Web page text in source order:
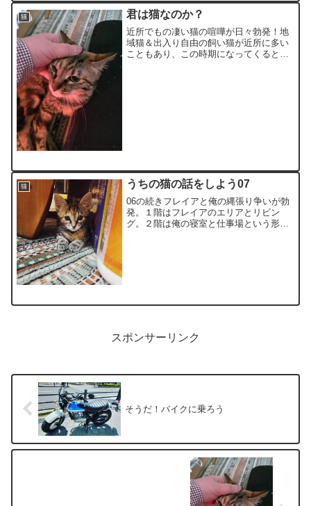
猫 君は猫なのか？
近所でもの凄い猫の喧嘩が日々勃発！地
域猫＆出入り自由の飼い猫が近所に多い
こともあり、この時期になってくると猫
猫 うちの猫の話をしよう07
06の続きフレイアと俺の縄張り争いが勃
発。１階はフレイアのエリアとリビン
グ。２階は俺の寝室と仕事場という形で
スポンサーリンク
そうだ！バイクに乗ろう